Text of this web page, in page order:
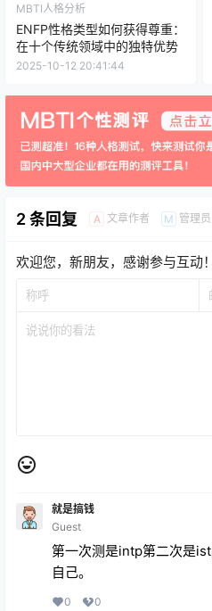
MBTI人格分析
ENFP性格类型如何获得尊重：
在十个传统领域中的独特优势
2025-10-12 20:41:44
2 条回复 A 文章作者 M 管理员
欢迎您，新朋友，感谢参与互动！
就是搞钱
Guest
第一次测是intp第二次是
自己。
0 0